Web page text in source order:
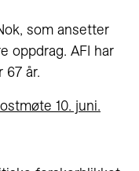
som ansetter
oppdrag. AFI har
67 år.
10. juni.